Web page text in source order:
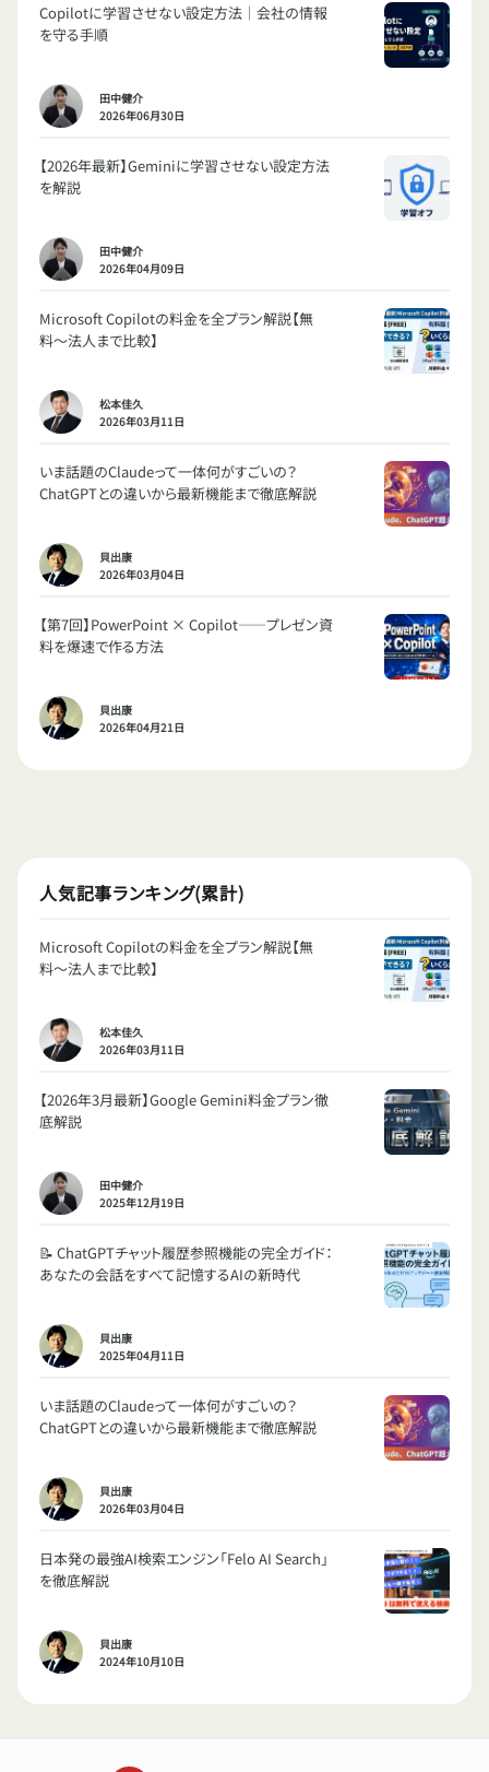
Copilotに学習させない設定方法｜会社の情報
を守る手順
田中健介
2026年06月30日
【2026年最新】Geminiに学習させない設定方法
を解説
田中健介
2026年04月09日
Microsoft Copilotの料金を全プラン解説【無
料〜法人まで比較】
松本佳久
2026年03月11日
いま話題のClaudeって一体何がすごいの？
ChatGPTとの違いから最新機能まで徹底解説
貝出康
2026年03月04日
【第7回】PowerPoint × Copilot——プレゼン資
料を爆速で作る方法
貝出康
2026年04月21日
人気記事ランキング(累計)
Microsoft Copilotの料金を全プラン解説【無
料〜法人まで比較】
松本佳久
2026年03月11日
【2026年3月最新】Google Gemini料金プラン徹
底解説
田中健介
2025年12月19日
📝 ChatGPTチャット履歴参照機能の完全ガイド：
あなたの会話をすべて記憶するAIの新時代
貝出康
2025年04月11日
いま話題のClaudeって一体何がすごいの？
ChatGPTとの違いから最新機能まで徹底解説
貝出康
2026年03月04日
日本発の最強AI検索エンジン「Felo AI Search」
を徹底解説
貝出康
2024年10月10日